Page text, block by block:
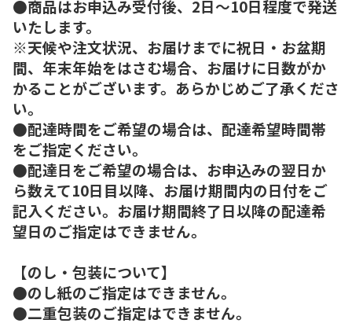
●商品はお申込み受付後、2日～10日程度で発送
いたします。
※天候や注文状況、お届けまでに祝日・お盆期
間、年末年始をはさむ場合、お届けに日数がか
かることがございます。あらかじめご了承くださ
い。
●配達時間をご希望の場合は、配達希望時間帯
をご指定ください。
●配達日をご希望の場合は、お申込みの翌日か
ら数えて10日目以降、お届け期間内の日付をご
記入ください。お届け期間終了日以降の配達希
望日のご指定はできません。
【のし・包装について】
●のし紙のご指定はできません。
●二重包装のご指定はできません。